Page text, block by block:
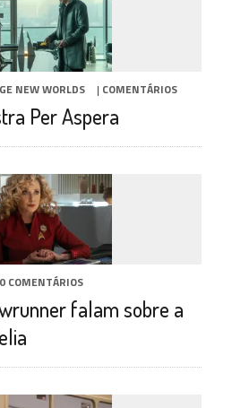
NEW WORLDS | COMENTÁRIOS
Per Aspera
0 COMENTÁRIOS
falam sobre a